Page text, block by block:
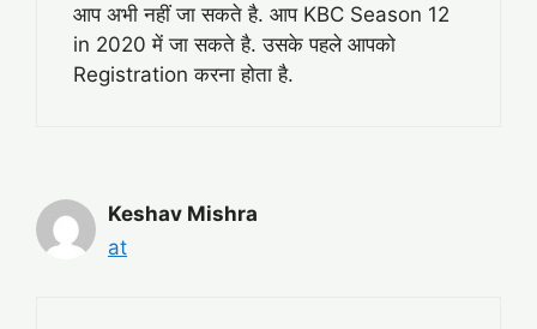
आप अभी नहीं जा सकते है. आप KBC Season 12
in 2020 में जा सकते है. उसके पहले आपको
Registration करना होता है.
Keshav Mishra
at